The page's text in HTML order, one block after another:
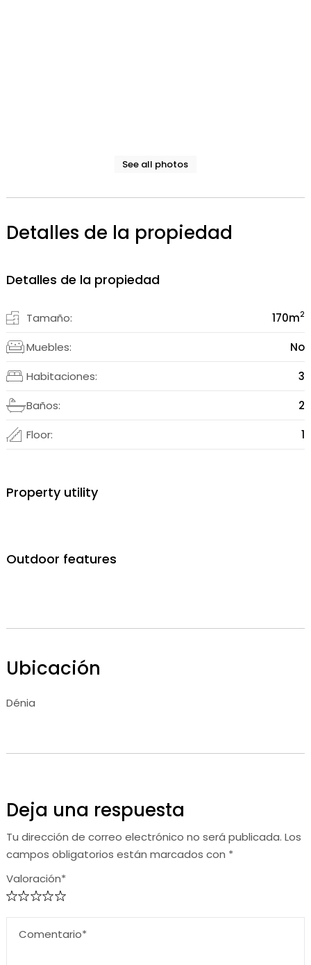
See all photos
Detalles de la propiedad
Detalles de la propiedad
Tamaño: 170m2
Muebles:
No
Habitaciones:
3
Baños:
2
Floor:
1
Property utility
Outdoor features
Ubicación
Dénia
Deja una respuesta
Tu dirección de correo electrónico no será publicada. Los
campos obligatorios están marcados con *
Valoración*